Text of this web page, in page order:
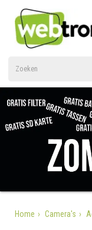
Home Camera's